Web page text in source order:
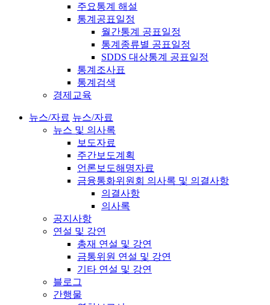
주요통계 해설
통계공표일정
월간통계 공표일정
통계종류별 공표일정
SDDS 대상통계 공표일정
통계조사표
통계검색
경제교육
뉴스/자료 뉴스/자료
뉴스 및 의사록
보도자료
주간보도계획
언론보도해명자료
금융통화위원회 의사록 및 의결사항
의결사항
의사록
공지사항
연설 및 강연
총재 연설 및 강연
금통위원 연설 및 강연
기타 연설 및 강연
블로그
간행물